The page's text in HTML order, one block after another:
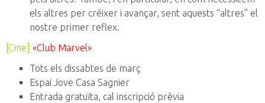
els altres per créixer i avançar, sent aquests “altres” el
nostre primer reflex.
[Cine]
«Club Marvel»
Tots els dissabtes de març
Espai Jove Casa Sagnier
Entrada gratuïta, cal inscripció prèvia